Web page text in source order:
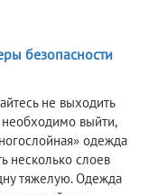
безопасности
не выходить
выйти,
одежда
несколько слоев
тяжелую. Одежда